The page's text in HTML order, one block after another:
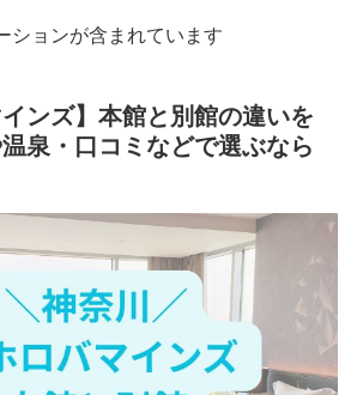
ションが含まれています
インズ】本館と別館の違いを
泉・口コミなどで選ぶなら